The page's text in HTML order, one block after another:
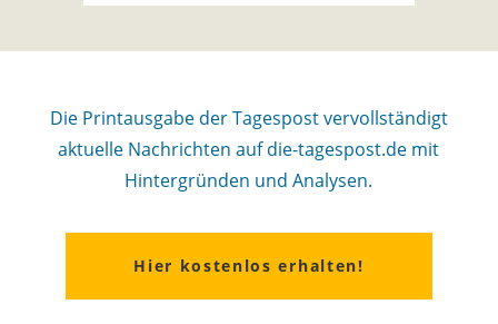
Die Printausgabe der Tagespost vervollständigt
aktuelle Nachrichten auf die-tagespost.de mit
Hintergründen und Analysen.
Hier kostenlos erhalten!